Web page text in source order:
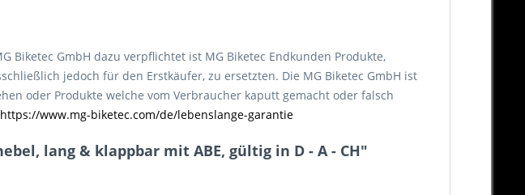
Biketec GmbH dazu verpflichtet ist MG Biketec Endkunden Produkte,
jedoch für den Erstkäufer, zu ersetzten. Die MG Biketec GmbH ist
oder Produkte welche vom Verbraucher kaputt gemacht oder falsch
https://www.mg-biketec.com/de/lebenslange-garantie
lang & klappbar mit ABE, gültig in D - A - CH"